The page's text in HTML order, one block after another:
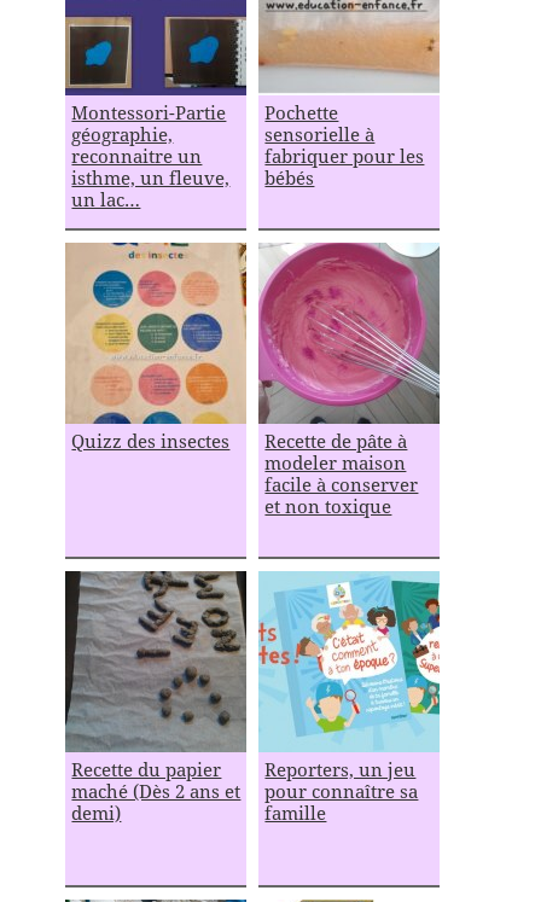
Montessori-Partie
géographie,
reconnaitre un
isthme, un fleuve,
un lac…
Pochette
sensorielle à
fabriquer pour les
bébés
Quizz des insectes
Recette de pâte à
modeler maison
facile à conserver
et non toxique
Recette du papier
maché (Dès 2 ans et
demi)
Reporters, un jeu
pour connaître sa
famille